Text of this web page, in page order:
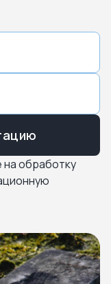
обработку